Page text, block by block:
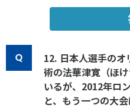
12. 日本人選手の
術の法華津寛（ほ
いるが、2012年ロ
と、もう一つの大会